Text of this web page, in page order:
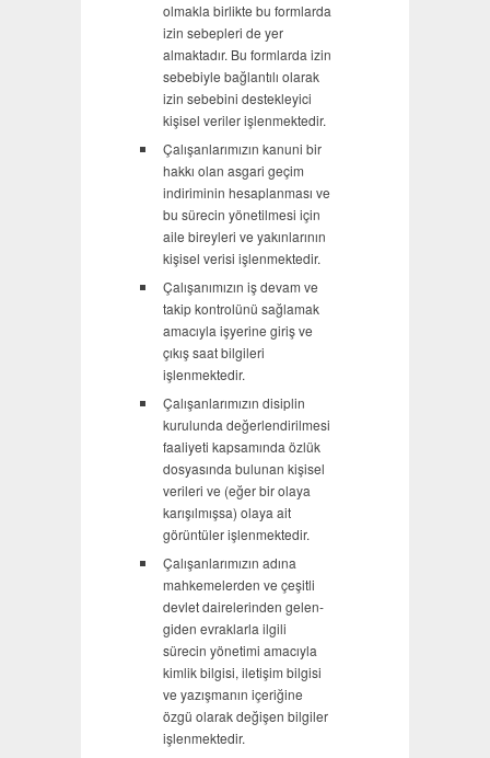
olmakla birlikte bu formlarda
izin sebepleri de yer
almaktadır. Bu formlarda izin
sebebiyle bağlantılı olarak
izin sebebini destekleyici
kişisel veriler işlenmektedir.
Çalışanlarımızın kanuni bir
hakkı olan asgari geçim
indiriminin hesaplanması ve
bu sürecin yönetilmesi için
aile bireyleri ve yakınlarının
kişisel verisi işlenmektedir.
Çalışanımızın iş devam ve
takip kontrolünü sağlamak
amacıyla işyerine giriş ve
çıkış saat bilgileri
işlenmektedir.
Çalışanlarımızın disiplin
kurulunda değerlendirilmesi
faaliyeti kapsamında özlük
dosyasında bulunan kişisel
verileri ve (eğer bir olaya
karışılmışsa) olaya ait
görüntüler işlenmektedir.
Çalışanlarımızın adına
mahkemelerden ve çeşitli
devlet dairelerinden gelen-
giden evraklarla ilgili
sürecin yönetimi amacıyla
kimlik bilgisi, iletişim bilgisi
ve yazışmanın içeriğine
özgü olarak değişen bilgiler
işlenmektedir.